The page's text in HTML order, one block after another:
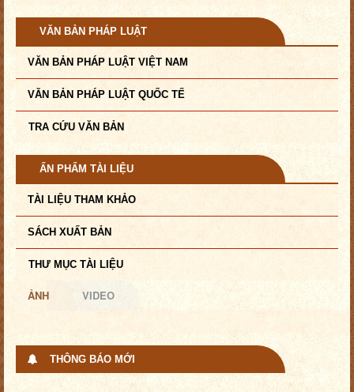
VĂN BẢN PHÁP LUẬT
VĂN BẢN PHÁP LUẬT VIỆT NAM
VĂN BẢN PHÁP LUẬT QUỐC TẾ
TRA CỨU VĂN BẢN
ẤN PHẨM TÀI LIỆU
TÀI LIỆU THAM KHẢO
SÁCH XUẤT BẢN
THƯ MỤC TÀI LIỆU
ẢNH VIDEO
THÔNG BÁO MỚI